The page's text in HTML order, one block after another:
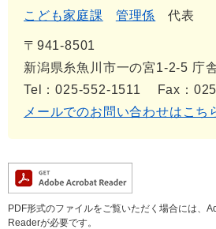
こども家庭課 管理係 代表
〒941-8501
新潟県糸魚川市一の宮1-2-5 庁
Tel：025-552-1511
Fax：
メールでのお問い合わせはこち
PDF形式のファイルをご覧いただく場合には、
Readerが必要です。